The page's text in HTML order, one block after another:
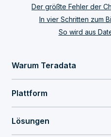
Der größte Fehler der
In vier Schritten zum
So wird aus
Warum Teradata
Plattform
Lösungen